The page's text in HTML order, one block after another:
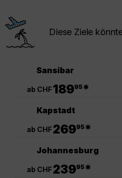
Diese Ziele
Sansibar
ab CHF18995*
Kapstadt
ab CHF26995*
Johannesburg
ab CHF23995*